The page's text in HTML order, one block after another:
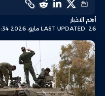
LAST UPDATED: 26 مايو، 2026 4:34 م
أهم الاخبار